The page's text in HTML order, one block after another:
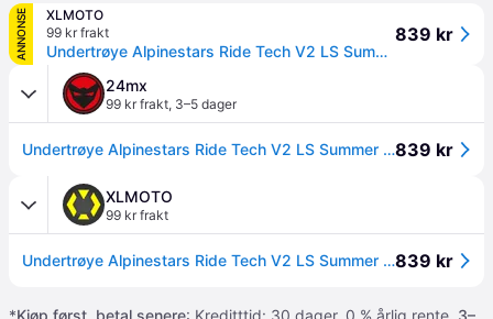
ANNONSE
XLMOTO
99 kr frakt
Undertrøye Alpinestars Ride Tech V2 LS Summer Svart/RødM/L
839 kr
24mx
99 kr frakt, 3–5 dager
Undertrøye Alpinestars Ride Tech V2 LS Summer Svart/RødM/L839 kr
XLMOTO
99 kr frakt
Undertrøye Alpinestars Ride Tech V2 LS Summer Svart/RødM/L839 kr
*Kjøp først, betal senere: Kreditttid: 30 dager. 0 % årlig rente. 3–